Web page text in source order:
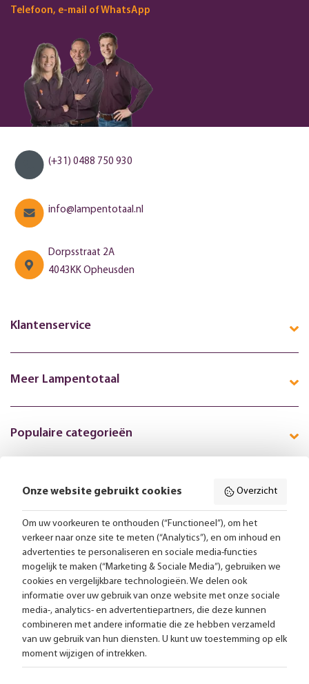
Telefoon, e-mail of WhatsApp
(+31) 0488 750 930
info@lampentotaal.nl
Dorpsstraat 2A
4043KK Opheusden
Klantenservice
Meer Lampentotaal
Populaire categorieën
Volg ons online:
Gratis bezorging vanaf 99,-
Advies op maat
Meer dan 25.000 lampen op voorraad
4.57 uit 2853 reviews
Onze website gebruikt cookies Overzicht
Om uw voorkeuren te onthouden (“Functioneel”), om het
verkeer naar onze site te meten (“Analytics”), en om inhoud en
advertenties te personaliseren en sociale media-functies
mogelijk te maken (“Marketing & Sociale Media”), gebruiken we
cookies en vergelijkbare technologieën. We delen ook
informatie over uw gebruik van onze website met onze sociale
media-, analytics- en advertentiepartners, die deze kunnen
combineren met andere informatie die ze hebben verzameld
van uw gebruik van hun diensten. U kunt uw toestemming op elk
moment wijzigen of intrekken.